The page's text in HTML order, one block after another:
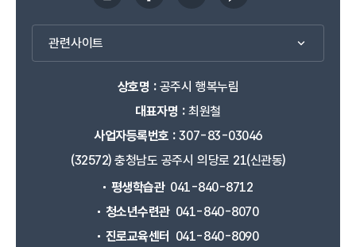
관련사이트
상호명 :공주시 행복누림
대표자명 :최원철
사업자등록번호 :307-83-03046
(32572) 충청남도 공주시 의당로 21(신관동)
평생학습관 041-840-8712
청소년수련관 041-840-8070
진로교육센터
041-840-8090